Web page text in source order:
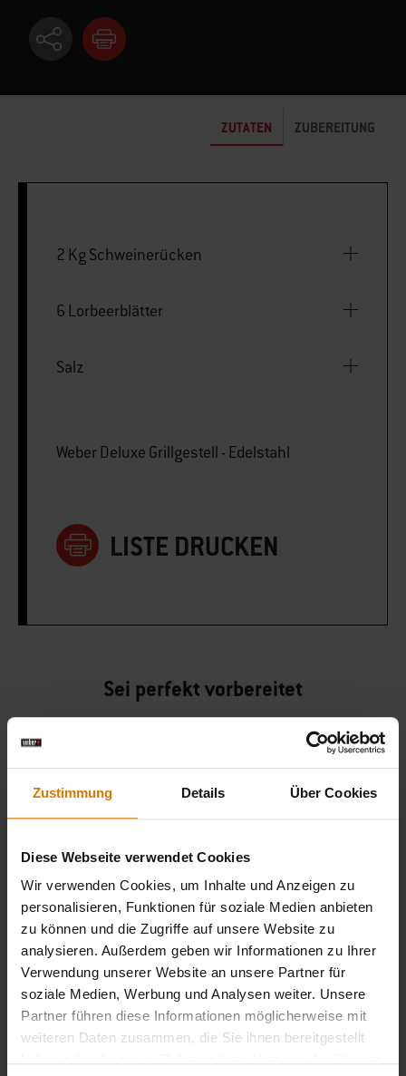
Zustimmung Details Über Cookies
Diese Webseite verwendet Cookies
Wir verwenden Cookies, um Inhalte und Anzeigen zu
personalisieren, Funktionen für soziale Medien anbieten
zu können und die Zugriffe auf unsere Website zu
analysieren. Außerdem geben wir Informationen zu Ihrer
Verwendung unserer Website an unsere Partner für
soziale Medien, Werbung und Analysen weiter. Unsere
Partner führen diese Informationen möglicherweise mit
weiteren Daten zusammen, die Sie ihnen bereitgestellt
ZUTATEN ZUBEREITUNG
2 Kg Schweinerücken
6 Lorbeerblätter
Salz
Weber Deluxe Grillgestell - Edelstahl
LISTE DRUCKEN
Sei perfekt vorbereitet
Empfohlenes Zubehör